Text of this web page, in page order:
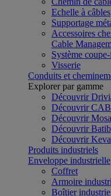
Echelle à câbles
Supportage
Accessoires
Cable
Système
Visserie
Conduits et
Explorer par gamme
Découvrir
Découvrir
Découvrir
Découvrir
Découvrir Keva
Produits industriels
Enveloppe industrielle
Coffret
Armoire
Boîtier